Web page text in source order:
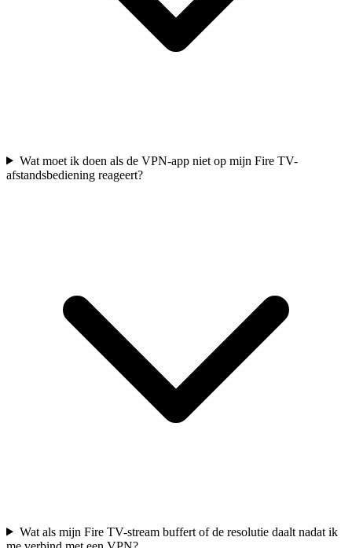
Wat moet ik doen als de VPN-app niet op mijn Fire TV-
afstandsbediening reageert?
Wat als mijn Fire TV-stream buffert of de resolutie daalt nadat ik